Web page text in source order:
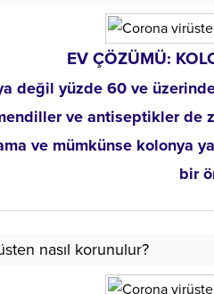
EV ÇÖZÜMÜ:
değil yüzde 60 ve
ve antiseptikler de
ve mümkünse
bir
nasıl korunulur?